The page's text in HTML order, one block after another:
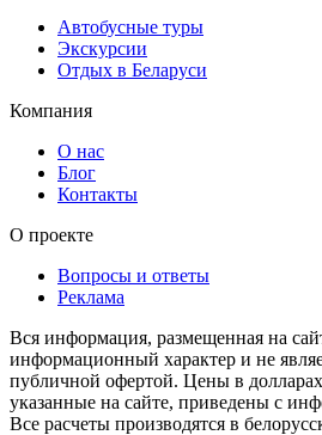
Автобусные туры
Экскурсии
Отдых в Беларуси
Компания
О нас
Блог
Контакты
О проекте
Вопросы и ответы
Реклама
Вся информация, размещенная на
информационный характер и не
публичной офертой. Цены в
указанные на сайте, приведены с
Все расчеты производятся в